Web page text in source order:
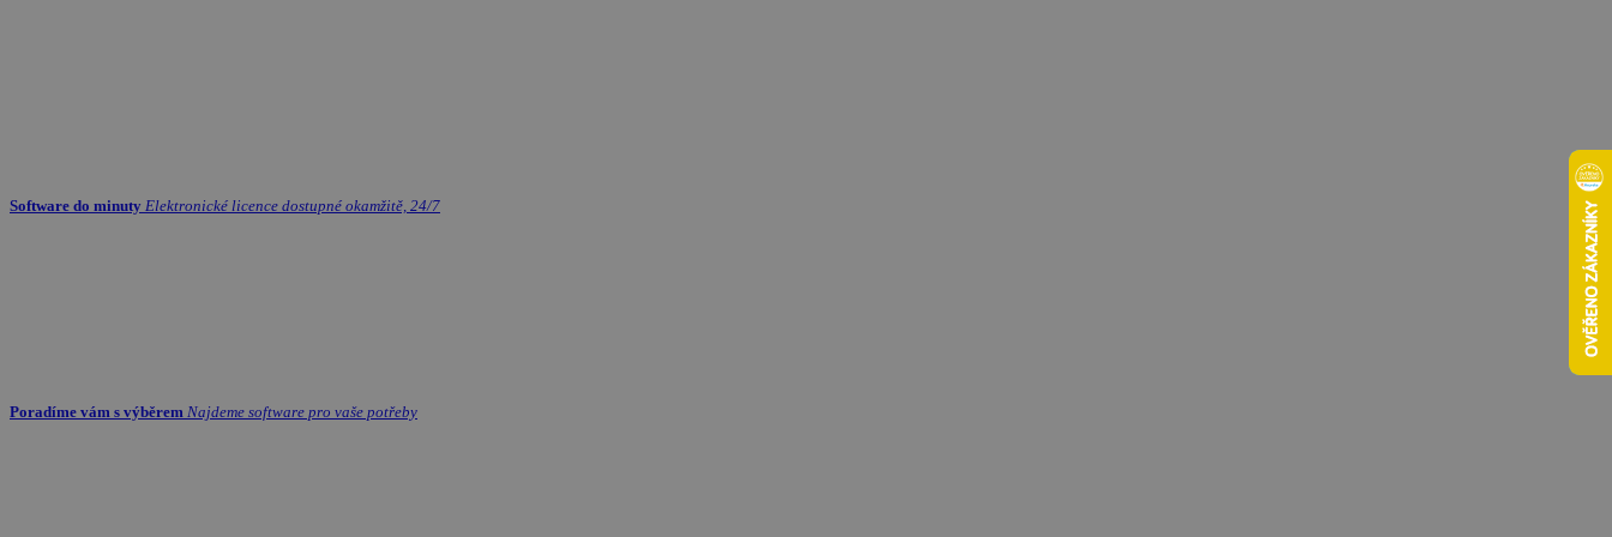
Software do minuty Elektronické licence dostupné okamžitě, 24/7
Poradíme vám s výběrem Najdeme software pro vaše potřeby